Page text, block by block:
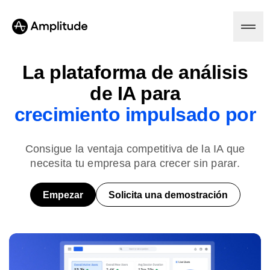
Plataforma
Amplitude AI
Agentes de IA
Amplitude MCP
Análisis de agentes
Análisis de marketing
Session Replay
Mapas de calor
Soluciones
Recursos
Aprende
Precios
La plataforma de análisis
de IA para
crecimiento impulsado por
Consigue la ventaja competitiva de la IA que
necesita tu empresa para crecer sin parar.
Empezar Solicita una demostración